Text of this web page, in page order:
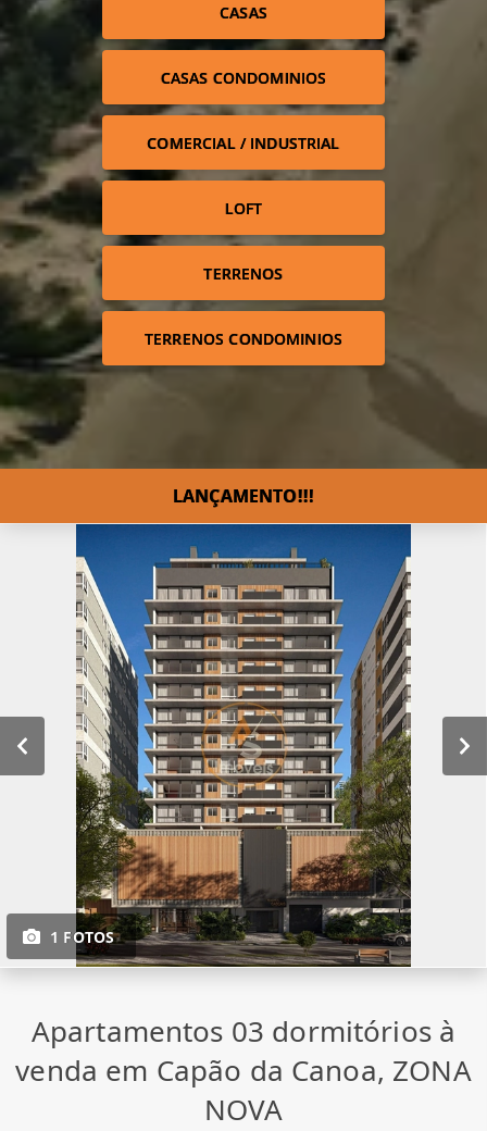
CASAS
CASAS CONDOMINIOS
COMERCIAL / INDUSTRIAL
LOFT
TERRENOS
TERRENOS CONDOMINIOS
LANÇAMENTO!!!
1 FOTOS
Apartamentos 03 dormitórios à
venda em Capão da Canoa, ZONA
NOVA